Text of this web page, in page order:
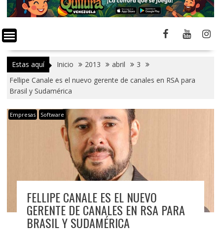
Estas aquí Inicio 2013 abril
3
Fellipe Canale es el nuevo gerente de canales en RSA para
Brasil y Sudamérica
Empresas Software
FELLIPE CANALE ES EL NUEVO
GERENTE DE CANALES EN RSA PARA
BRASIL Y SUDAMÉRICA